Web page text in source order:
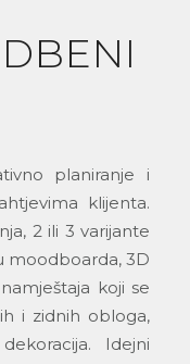
planiranje i
klijenta.
2 ili 3 varijante
moodboarda, 3D
koji se
i zidnih obloga,
Idejni